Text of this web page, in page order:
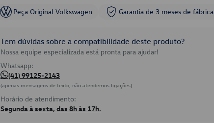
Peça Original Volkswagen Garantia de 3 meses de fábrica
Tem dúvidas sobre a compatibilidade deste produto?
Nossa equipe especializada está pronta para ajudar!
Whatsapp:
(41) 99125-2143
(apenas mensagens de texto, não atendemos ligações)
Horário de atendimento:
Segunda à sexta, das 8h às 17h.